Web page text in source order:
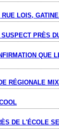
LOIS,
PRÈS
QUE
RÉGIONALE
DE L'ÉCOLE